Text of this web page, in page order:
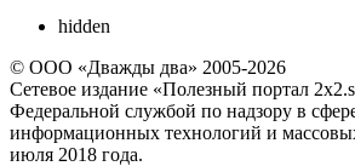
hidden
© ООО «Дважды два» 2005-2026
Сетевое издание «Полезный портал
Федеральной службой по надзору в
информационных технологий и
июля 2018 года.